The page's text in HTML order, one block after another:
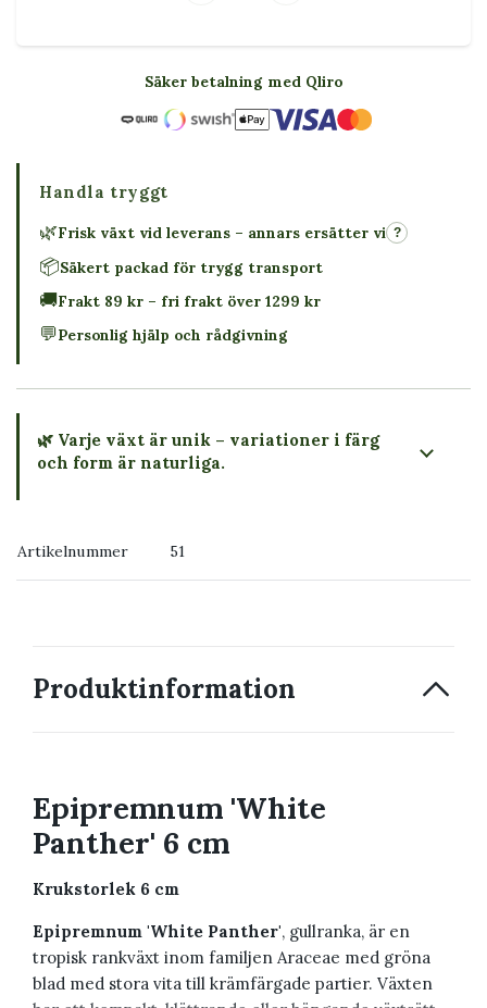
Säker betalning med Qliro
Handla tryggt
🌿Frisk växt vid leverans – annars ersätter vi ?
📦Säkert packad för trygg transport
🚚Frakt 89 kr – fri frakt över 1299 kr
💬Personlig hjälp och rådgivning
🌿 Varje växt är unik – variationer i färg
och form är naturliga.
Artikelnummer 51
Produktinformation
Epipremnum 'White
Panther' 6 cm
Krukstorlek 6 cm
Epipremnum 'White Panther', gullranka, är en
tropisk rankväxt inom familjen Araceae med gröna
blad med stora vita till krämfärgade partier. Växten